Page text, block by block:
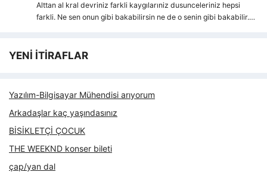
Alttan al kral devriniz farkli kaygılarıniz dusunceleriniz hepsi
farkli. Ne sen onun gibi bakabilirsin ne de o senin gibi bakabilir.…
YENİ İTİRAFLAR
Yazılım-Bilgisayar Mühendisi arıyorum
Arkadaşlar kaç yaşındasınız
BİSİKLETÇİ ÇOCUK
THE WEEKND konser bileti
çap/yan dal